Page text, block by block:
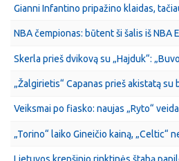
Gianni Infantino pripažino klaidas,
NBA čempionas: būtent ši šalis iš NBA